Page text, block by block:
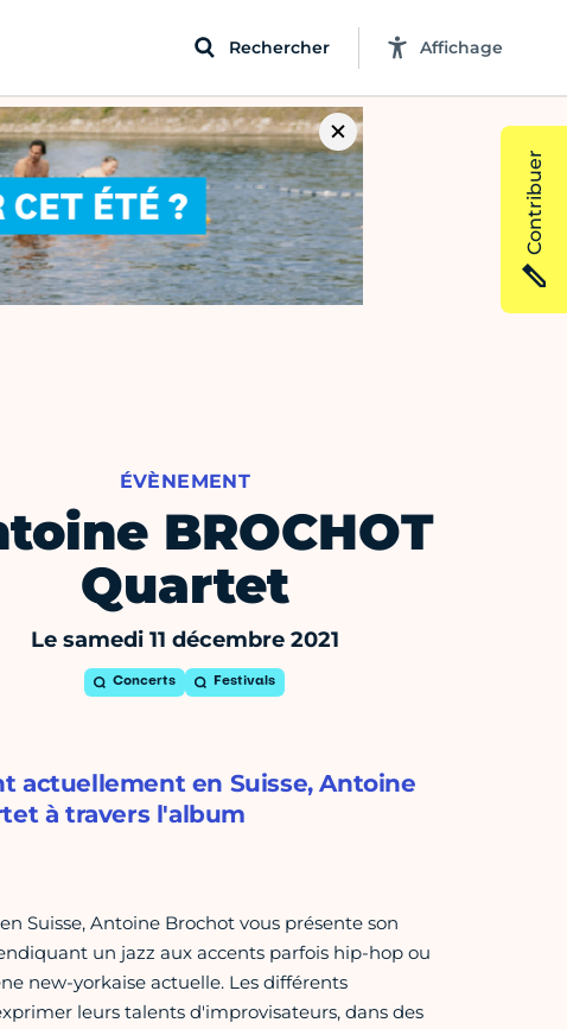
Rechercher Affichage
ÉVÈNEMENT
BROCHOT
Quartet
Le samedi 11 décembre 2021
Concerts Festivals
actuellement en Suisse, Antoine
à travers l'album
Suisse, Antoine Brochot vous présente son
un jazz aux accents parfois hip-hop ou
new-yorkaise actuelle. Les différents
leurs talents d'improvisateurs, dans des
Contribuer